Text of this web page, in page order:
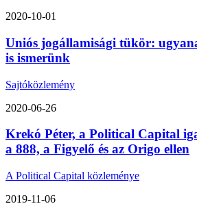
2020-10-01
Uniós jogállamisági tükör:
is ismerünk
Sajtóközlemény
2020-06-26
Krekó Péter, a Political Capital
a 888, a Figyelő és az Origo ellen
A Political Capital közleménye
2019-11-06